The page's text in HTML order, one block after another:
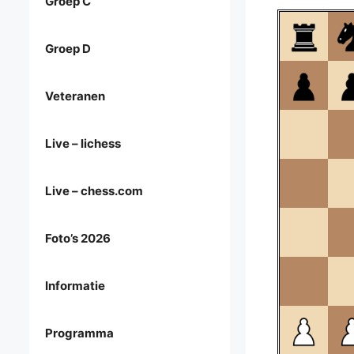
Groep D
Veteranen
Live – lichess
Live – chess.com
Foto’s 2026
Informatie
Programma